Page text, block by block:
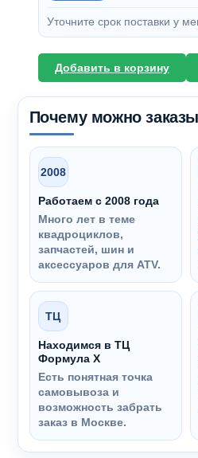
Уточните срок поставки у
Добавить в корзину
Почему можно
2008
Работаем с 2008 года
Много лет в теме
квадроциклов,
запчастей, шин и
аксессуаров для ATV.
ТЦ
Находимся в ТЦ
Формула Х
Есть понятная точка
самовывоза и
возможность забрать
заказ в Москве.